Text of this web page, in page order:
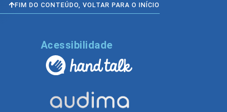
FIM DO CONTEÚDO, VOLTAR PARA O INÍCIO
Acessibilidade